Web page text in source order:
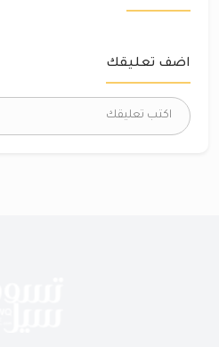
اضف تعليقك